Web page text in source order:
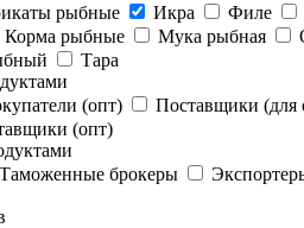
рыбные Икра Филе
Корма рыбные Мука рыбная
Тара
(опт)
Поставщики (для
(опт)
Таможенные брокеры